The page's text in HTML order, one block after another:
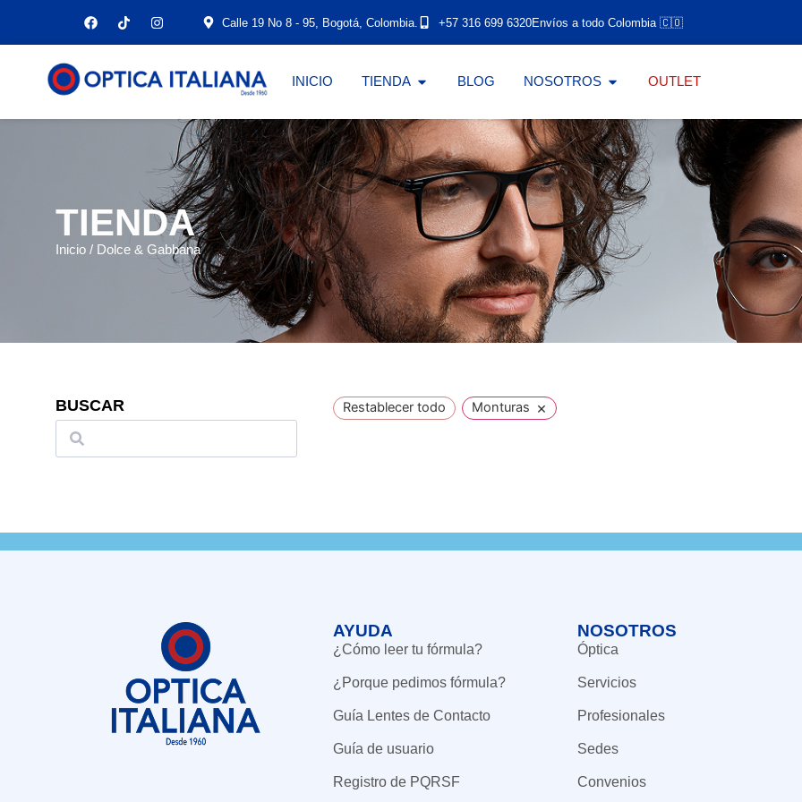
Calle 19 No 8 - 95, Bogotá, Colombia. +57 316 699 6320Envíos a todo Colombia 🇨🇴
INICIO TIENDA BLOG NOSOTROS OUTLET
TIENDA
Inicio / Dolce & Gabbana
BUSCAR Restablecer todo Monturas ×
AYUDA
¿Cómo leer tu fórmula?
¿Porque pedimos fórmula?
Guía Lentes de Contacto
Guía de usuario
Registro de PQRSF
NOSOTROS
Óptica
Servicios
Profesionales
Sedes
Convenios